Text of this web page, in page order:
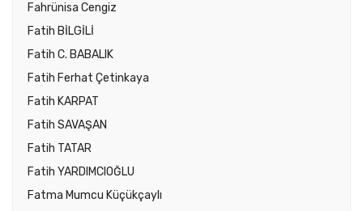
Fahrünisa Cengiz
Fatih BİLGİLİ
Fatih C. BABALIK
Fatih Ferhat Çetinkaya
Fatih KARPAT
Fatih SAVAŞAN
Fatih TATAR
Fatih YARDIMCIOĞLU
Fatma Mumcu Küçükçaylı